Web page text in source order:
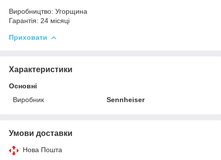
Виробництво: Угорщина
Гарантія: 24 місяці
Приховати
Характеристики
Основні
Виробник
Sennheiser
Умови доставки
Нова Пошта